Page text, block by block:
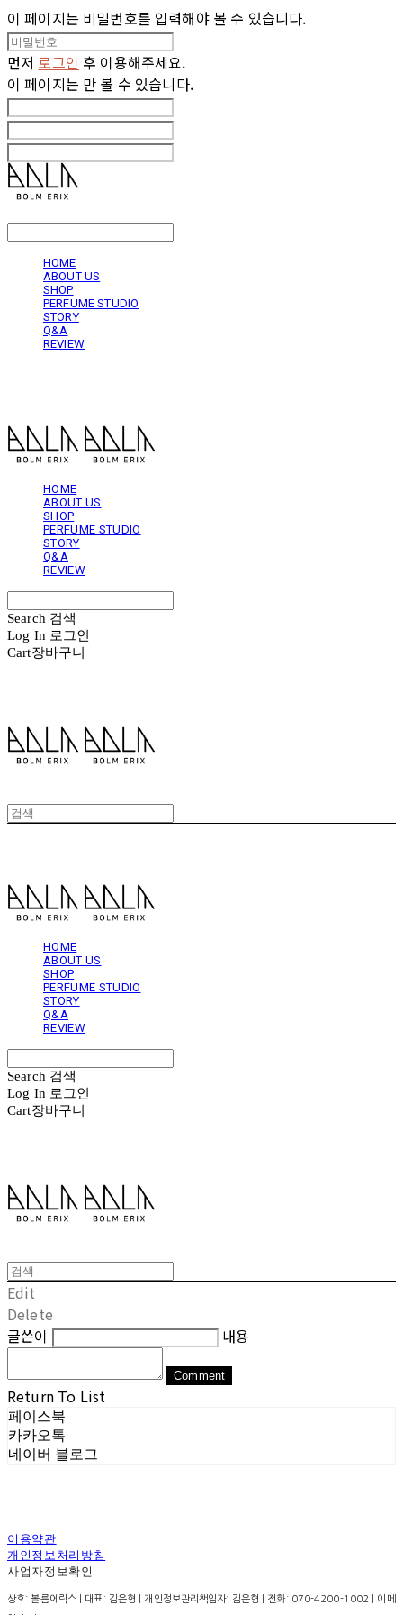
이 페이지는 비밀번호를 입력해야 볼 수 있습니다.
먼저 로그인 후 이용해주세요.
이 페이지는 만 볼 수 있습니다.
HOME
ABOUT US
SHOP
PERFUME STUDIO
STORY
Q&A
REVIEW
HOME
ABOUT US
SHOP
PERFUME STUDIO
STORY
Q&A
REVIEW
Search 검색
Log In 로그인
Cart장바구니
HOME
ABOUT US
SHOP
PERFUME STUDIO
STORY
Q&A
REVIEW
Search 검색
Log In 로그인
Cart장바구니
Edit
Delete
글쓴이
내용
Comment
Return To List
페이스북
카카오톡
네이버 블로그
이용약관
개인정보처리방침
사업자정보확인
상호: 볼름에릭스 | 대표: 김은형 | 개인정보관리책임자: 김은형 | 전화: 070-4200-1002 | 이메